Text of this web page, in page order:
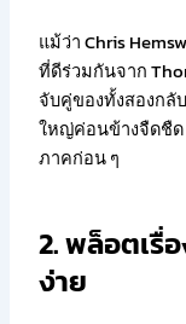
แม้ว่า Chris
ที่ดีร่วมกันจาก
จับคู่ของทั้งสองก
ใหญ่ค่อนข้างจืดชืด
ภาคก่อน ๆ
2. พล็อตเรื่
ง่าย